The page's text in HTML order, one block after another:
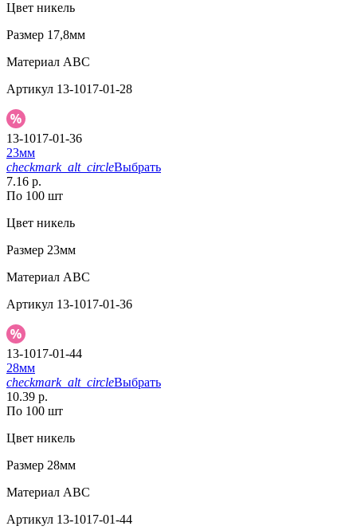
Цвет никель
Размер 17,8мм
Материал АВС
Артикул 13-1017-01-28
13-1017-01-36
23мм
checkmark_alt_circleВыбрать
7.16 р.
По 100 шт
Цвет никель
Размер 23мм
Материал АВС
Артикул 13-1017-01-36
13-1017-01-44
28мм
checkmark_alt_circleВыбрать
10.39 р.
По 100 шт
Цвет никель
Размер 28мм
Материал АВС
Артикул 13-1017-01-44